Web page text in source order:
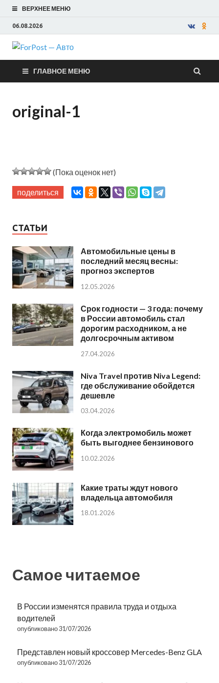
ВЕРХНЕЕ МЕНЮ
06.08.2026
ForPost —
Авто
ГЛАВНОЕ МЕНЮ
original-1
(Пока оценок нет)
поделиться
СТАТЬИ
Автомобильные цены в
последний месяц весны:
прогноз экспертов
12.05.2026
Срок годности — 3 года: почему
в России автомобиль стал
дорогим расходником, а не
долгосрочным активом
27.04.2026
Niva Travel против Niva Legend:
где обслуживание обойдется
дешевле
03.04.2026
Когда электромобиль может
быть выгоднее бензинового
10.02.2026
Какие траты ждут нового
владельца автомобиля
18.01.2026
Самое читаемое
В России изменятся правила труда и отдыха
водителей
опубликовано 31/07/2026
Представлен новый кроссовер Mercedes-Benz GLA
опубликовано 31/07/2026